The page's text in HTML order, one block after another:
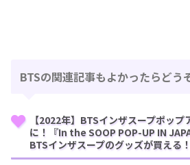
BTSの関連記事もよかったらどう
【2022年】BTSインザスープポッ
に！『In the SOOP POP-UP IN
BTSインザスープのグッズが買える！